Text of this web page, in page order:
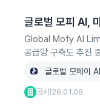
글로벌 모피 AI,
Global Mofy AI
공급망 구축도 추진
글로벌 모페이 AI
공시 26.01.06